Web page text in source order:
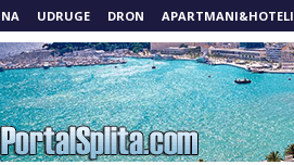
UDRUGE DRON APARTMANI&HOTELI